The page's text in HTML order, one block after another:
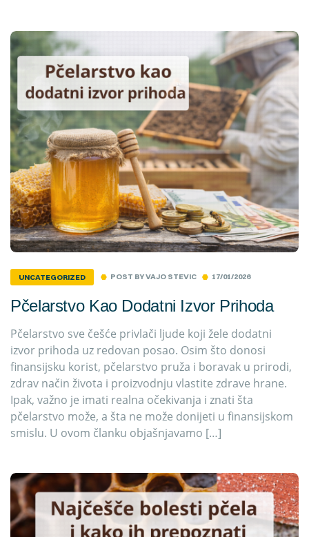
17/01/2026
UNCATEGORIZED POST BYVAJO STEVIC
Pčelarstvo Kao Dodatni Izvor Prihoda
Pčelarstvo sve češće privlači ljude koji žele dodatni
izvor prihoda uz redovan posao. Osim što donosi
finansijsku korist, pčelarstvo pruža i boravak u prirodi,
zdrav način života i proizvodnju vlastite zdrave hrane.
Ipak, važno je imati realna očekivanja i znati šta
pčelarstvo može, a šta ne može donijeti u finansijskom
smislu. U ovom članku objašnjavamo […]